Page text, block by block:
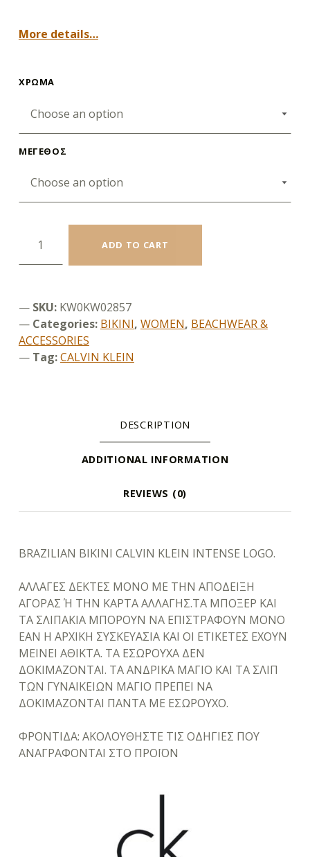
More details…
ΧΡΩΜΑ
ΜΕΓΕΘΟΣ
ADD TO CART
SKU: KW0KW02857
Categories: BIKINI, WOMEN, BEACHWEAR &
ACCESSORIES
Tag:CALVIN KLEIN
DESCRIPTION
ADDITIONAL INFORMATION
REVIEWS (0)
BRAZILIAN BIKINI CALVIN KLEIN INTENSE LOGO.
ΑΛΛΑΓΕΣ ΔΕΚΤΕΣ ΜΟΝΟ ΜΕ ΤΗΝ ΑΠΟΔΕΙΞΗ
ΑΓΟΡΑΣ Ή ΤΗΝ ΚΑΡΤΑ ΑΛΛΑΓΗΣ.ΤΑ ΜΠΟΞΕΡ ΚΑΙ
ΤΑ ΣΛΙΠΑΚΙΑ ΜΠΟΡΟΥΝ ΝΑ ΕΠΙΣΤΡΑΦΟΥΝ ΜΟΝΟ
ΕΑΝ Η ΑΡΧΙΚΗ ΣΥΣΚΕΥΑΣΙΑ ΚΑΙ ΟΙ ΕΤΙΚΕΤΕΣ ΕΧΟΥΝ
ΜΕΙΝΕΙ ΑΘΙΚΤΑ. ΤΑ ΕΣΩΡΟΥΧΑ ΔΕΝ
ΔΟΚΙΜΑΖΟΝΤΑΙ. ΤΑ ΑΝΔΡΙΚΑ ΜΑΓΙΟ ΚΑΙ ΤΑ ΣΛΙΠ
ΤΩΝ ΓΥΝΑΙΚΕΙΩΝ ΜΑΓΙΟ ΠΡΕΠΕΙ ΝΑ
ΔΟΚΙΜΑΖΟΝΤΑΙ ΠΑΝΤΑ ΜΕ ΕΣΩΡΟΥΧΟ.
ΦΡΟΝΤΙΔΑ: ΑΚΟΛΟΥΘΗΣΤΕ ΤΙΣ ΟΔΗΓΙΕΣ ΠΟΥ
ΑΝΑΓΡΑΦΟΝΤΑΙ ΣΤΟ ΠΡΟΪΟΝ